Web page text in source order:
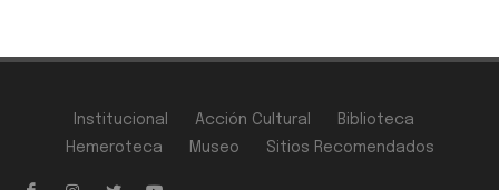
Institucional Acción Cultural
Biblioteca
Hemeroteca
Museo Sitios Recomendados